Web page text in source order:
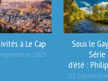
à Le Cap
2023
Sous le
Série
d’été :
22